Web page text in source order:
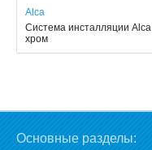
Alca
Система инсталляции
хром
Основные разделы: